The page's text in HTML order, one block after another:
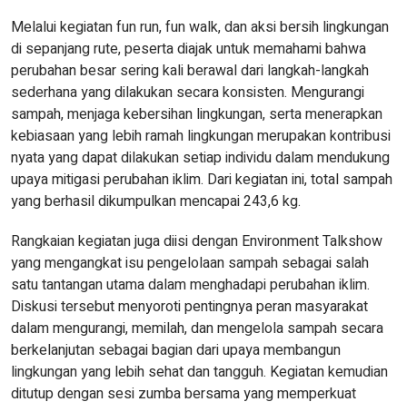
Melalui kegiatan fun run, fun walk, dan aksi bersih lingkungan
di sepanjang rute, peserta diajak untuk memahami bahwa
perubahan besar sering kali berawal dari langkah-langkah
sederhana yang dilakukan secara konsisten. Mengurangi
sampah, menjaga kebersihan lingkungan, serta menerapkan
kebiasaan yang lebih ramah lingkungan merupakan kontribusi
nyata yang dapat dilakukan setiap individu dalam mendukung
upaya mitigasi perubahan iklim. Dari kegiatan ini, total sampah
yang berhasil dikumpulkan mencapai 243,6 kg.
Rangkaian kegiatan juga diisi dengan Environment Talkshow
yang mengangkat isu pengelolaan sampah sebagai salah
satu tantangan utama dalam menghadapi perubahan iklim.
Diskusi tersebut menyoroti pentingnya peran masyarakat
dalam mengurangi, memilah, dan mengelola sampah secara
berkelanjutan sebagai bagian dari upaya membangun
lingkungan yang lebih sehat dan tangguh. Kegiatan kemudian
ditutup dengan sesi zumba bersama yang memperkuat